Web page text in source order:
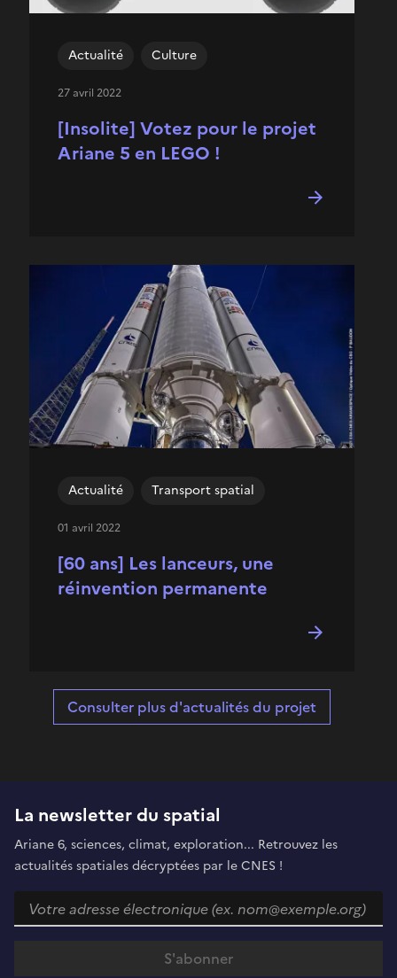
[Insolite] Votez pour le projet
Ariane 5 en LEGO !
Actualité Culture
27 avril 2022
[60 ans] Les lanceurs, une
réinvention permanente
Actualité Transport spatial
01 avril 2022
Consulter plus d'actualités du projet
La newsletter du spatial
Ariane 6, sciences, climat, exploration... Retrouvez les
actualités spatiales décryptées par le CNES !